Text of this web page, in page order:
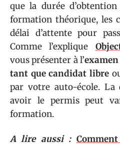
que la durée
formation théorique, les
délai d’attente pour
Comme l’explique
vous présenter à l’examen
tant que candidat libre
par votre auto-école. La
avoir le permis peut
formation.
A lire aussi :